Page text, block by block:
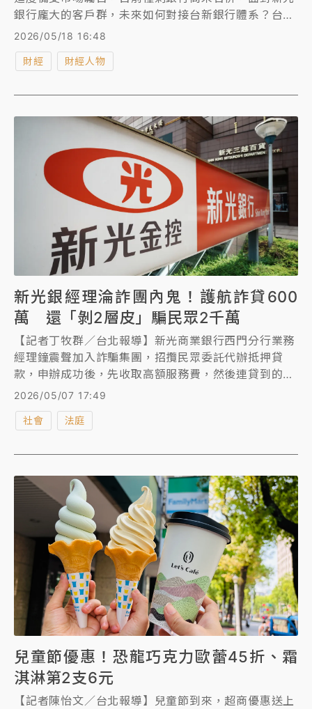
銀行龐大的客戶群，未來如何對接台新銀行體系？台新
銀行個人金融執行長包國儀接受《知新聞》專訪時，明
小組，從信用卡到帳戶的對接皆已排程。她也強調，合
的實踐，台新銀一定能支撐新光客群無痛轉換。
2026/05/18 16:48
財經 財經人物
新光銀經理淪詐團內鬼！護航詐貸600
萬 還「剝2層皮」騙民眾2千萬
【記者丁牧群／台北報導】新光商業銀行西門分行業務
經理鐘震聲加入詐騙集團，招攬民眾委託代辦抵押貸
款，申辦成功後，先收取高額服務費，然後連貸到的錢
也吞掉，藉此向2名民眾共詐得1158萬元，被害人如同
被剝2層皮。詐團另以假檢警、假投資手法騙到1000多
萬元，還以不實房屋租賃契約書作為財力證明文件，由
元。新北地檢署認定該集團詐騙、詐貸不法所得共約
2800萬元，今依加重詐欺取財、《銀行法》特別背信
等起訴鐘男等5人。
2026/05/07 17:49
社會 法庭
兒童節優惠！恐龍巧克力歐蕾45折、霜
淇淋第2支6元
【記者陳怡文／台北報導】兒童節到來，超商優惠送上